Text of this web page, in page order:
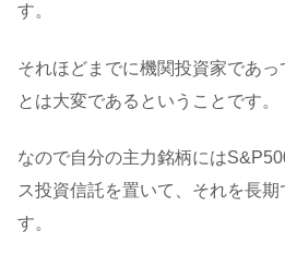
す。
それほどまでに機関投資家であ
とは大変であるということです。
なので自分の主力銘柄には
ス投資信託を置いて、それを長期
す。